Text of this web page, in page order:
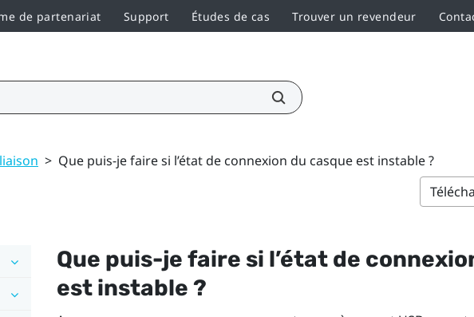
de partenariat Support Études de cas Trouver un revendeur
> Que puis-je faire si l’état de connexion du casque est instable ?
Que puis-je faire si l’état de
est instable ?